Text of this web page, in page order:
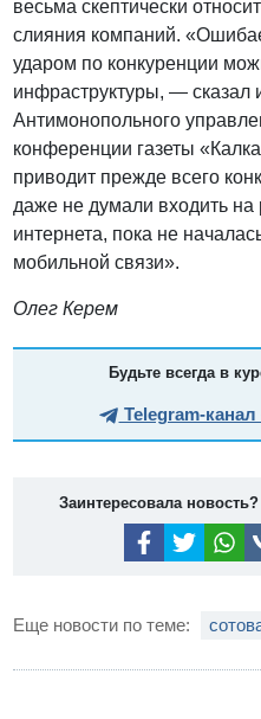
весьма скептически
слияния компаний.
ударом по конкуренции
инфраструктуры, — сказал
Антимонопольного
конференции газеты
приводит прежде всего
даже не думали входить на
интернета, пока не
мобильной связи».
Олег Керем
Будьте всегда в
Telegram-
Заинтересовала
Еще новости по теме: